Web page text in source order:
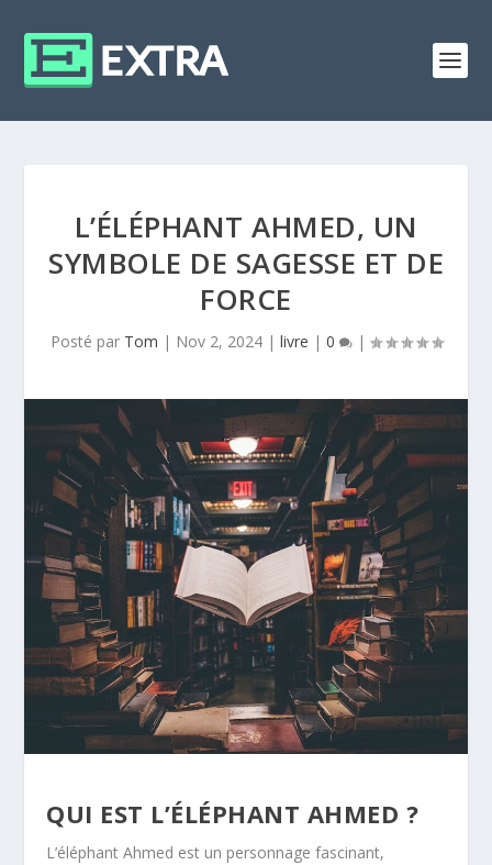
L’ÉLÉPHANT AHMED, UN
SYMBOLE DE SAGESSE ET DE
FORCE
Posté par Tom | Nov 2, 2024| livre | 0 |
QUI EST L’ÉLÉPHANT AHMED ?
L’éléphant Ahmed est un personnage fascinant,